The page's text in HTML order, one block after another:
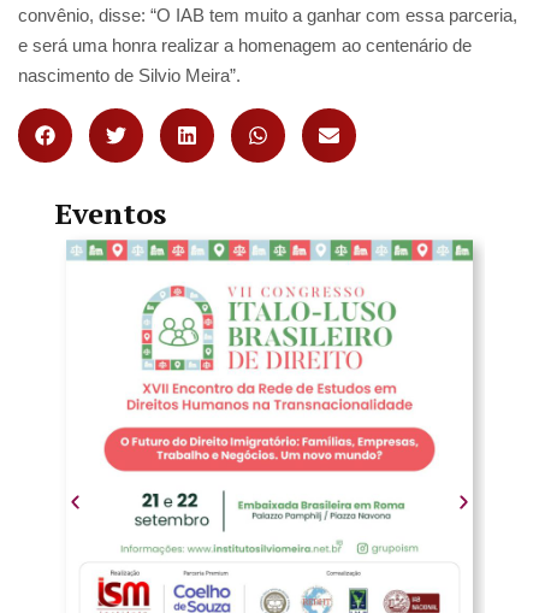
convênio, disse: “O IAB tem muito a ganhar com essa parceria,
e será uma honra realizar a homenagem ao centenário de
nascimento de Silvio Meira”.
Eventos